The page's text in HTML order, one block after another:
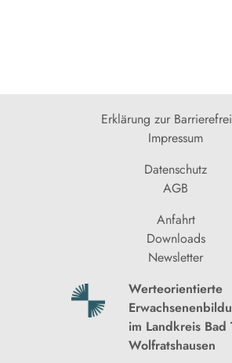
Erklärung zur
Impressum
Datenschutz
AGB
Anfahrt
Downloads
Newsletter
Werteorientierte
im Landkreis Bad
Wolfratshausen